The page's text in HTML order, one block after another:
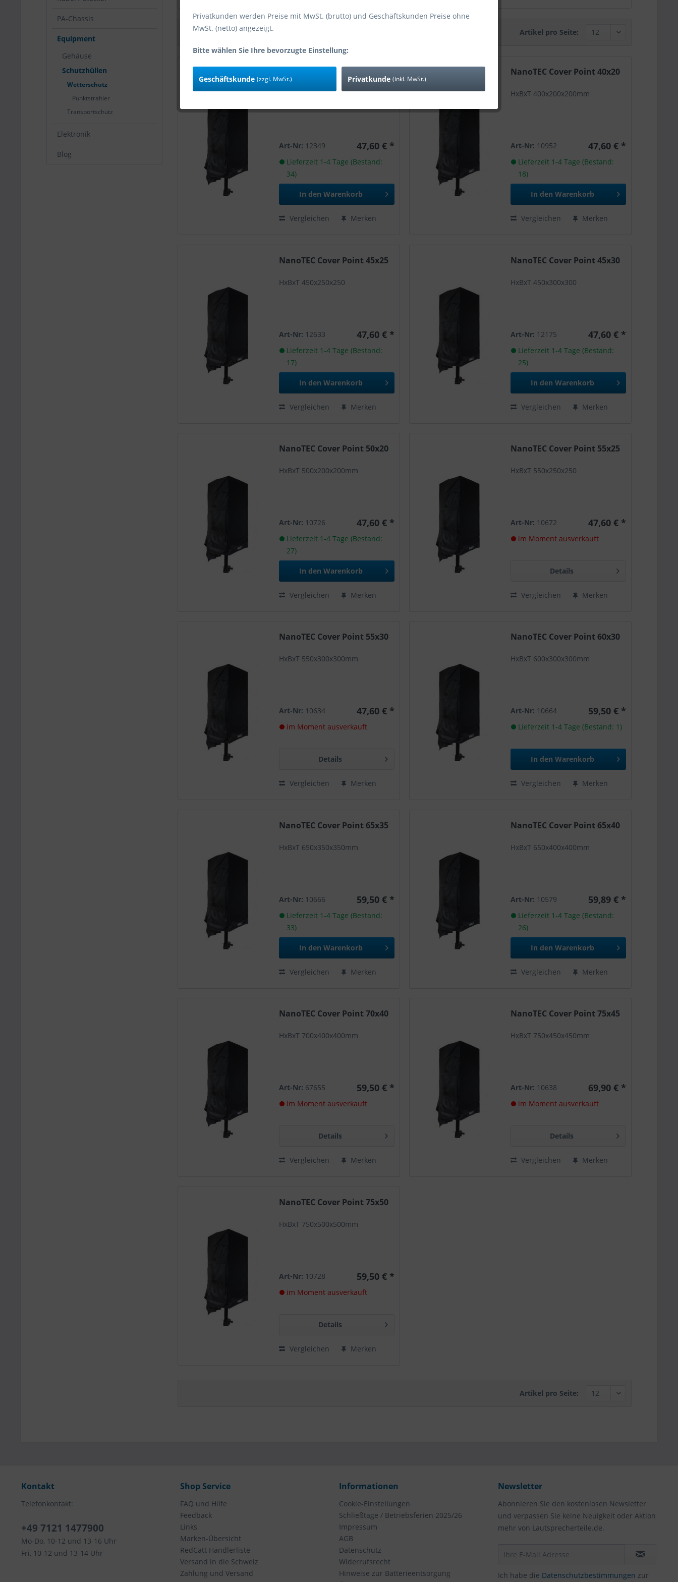
PA-Chassis
Equipment
Gehäuse
Schutzhüllen
Wetterschutz
Punktstrahler
Transportschutz
Elektronik
Blog
Artikel pro Seite:
HxBxT 350x250x250
Art-Nr: 12349 47,60 € *
Lieferzeit 1-4 Tage (Bestand:
34)
In den Warenkorb
Vergleichen Merken
NanoTEC Cover Point 40x20
HxBxT 400x200x200mm
Art-Nr: 10952 47,60 € *
Lieferzeit 1-4 Tage (Bestand:
18)
In den Warenkorb
Vergleichen Merken
NanoTEC Cover Point 45x25
HxBxT 450x250x250
Art-Nr: 12633 47,60 € *
Lieferzeit 1-4 Tage (Bestand:
17)
In den Warenkorb
Vergleichen Merken
NanoTEC Cover Point 45x30
HxBxT 450x300x300
Art-Nr: 12175 47,60 € *
Lieferzeit 1-4 Tage (Bestand:
25)
In den Warenkorb
Vergleichen Merken
NanoTEC Cover Point 50x20
HxBxT 500x200x200mm
Art-Nr: 10726 47,60 € *
Lieferzeit 1-4 Tage (Bestand:
27)
In den Warenkorb
Vergleichen Merken
NanoTEC Cover Point 55x25
HxBxT 550x250x250
Art-Nr: 10672 47,60 € *
im Moment ausverkauft
Details
Vergleichen Merken
NanoTEC Cover Point 55x30
HxBxT 550x300x300mm
Art-Nr: 10634 47,60 € *
im Moment ausverkauft
Details
Vergleichen Merken
NanoTEC Cover Point 60x30
HxBxT 600x300x300mm
Art-Nr: 10664 59,50 € *
Lieferzeit 1-4 Tage (Bestand: 1)
In den Warenkorb
Vergleichen Merken
NanoTEC Cover Point 65x35
HxBxT 650x350x350mm
Art-Nr: 10666 59,50 € *
Lieferzeit 1-4 Tage (Bestand:
33)
In den Warenkorb
Vergleichen Merken
NanoTEC Cover Point 65x40
HxBxT 650x400x400mm
Art-Nr: 10579 59,89 € *
Lieferzeit 1-4 Tage (Bestand:
26)
In den Warenkorb
Vergleichen Merken
NanoTEC Cover Point 70x40
HxBxT 700x400x400mm
Art-Nr: 67655 59,50 € *
im Moment ausverkauft
Details
Vergleichen Merken
NanoTEC Cover Point 75x45
HxBxT 750x450x450mm
Art-Nr: 10638 69,90 € *
im Moment ausverkauft
Details
Vergleichen Merken
NanoTEC Cover Point 75x50
HxBxT 750x500x500mm
Art-Nr: 10728 59,50 € *
im Moment ausverkauft
Details
Vergleichen Merken
Artikel pro Seite:
Kontakt
Telefonkontakt:
+49 7121 1477900
Mo-Do, 10-12 und 13-16 Uhr
Fri, 10-12 und 13-14 Uhr
Shop Service
FAQ und Hilfe
Feedback
Links
Marken-Übersicht
RedCatt Händlerliste
Versand in die Schweiz
Zahlung und Versand
Informationen
Cookie-Einstellungen
Schließtage / Betriebsferien 2025/26
Impressum
AGB
Datenschutz
Widerrufsrecht
Hinweise zur Batterieentsorgung
Newsletter
Abonnieren Sie den kostenlosen Newsletter
und verpassen Sie keine Neuigkeit oder Aktion
mehr von Lautsprecherteile.de.
Ich habe die Datenschutzbestimmungen zur
Privatkunden werden Preise mit MwSt. (brutto) und Geschäftskunden Preise ohne
MwSt. (netto) angezeigt.
Bitte wählen Sie Ihre bevorzugte Einstellung:
Geschäftskunde (zzgl. MwSt.) Privatkunde (inkl. MwSt.)